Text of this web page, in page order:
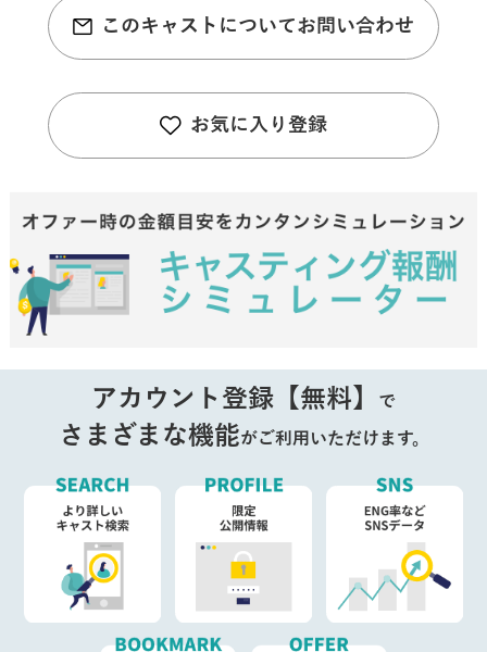
このキャストについてお問い合わせ
お気に入り登録
アカウント登録【無料】 で
さまざまな機能がご利用いただけます。